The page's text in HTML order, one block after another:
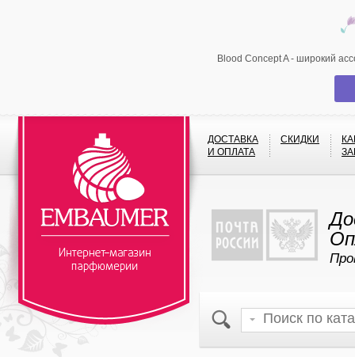
Blood Concept A - широкий
ДОСТАВКА
И ОПЛАТА
СКИДКИ